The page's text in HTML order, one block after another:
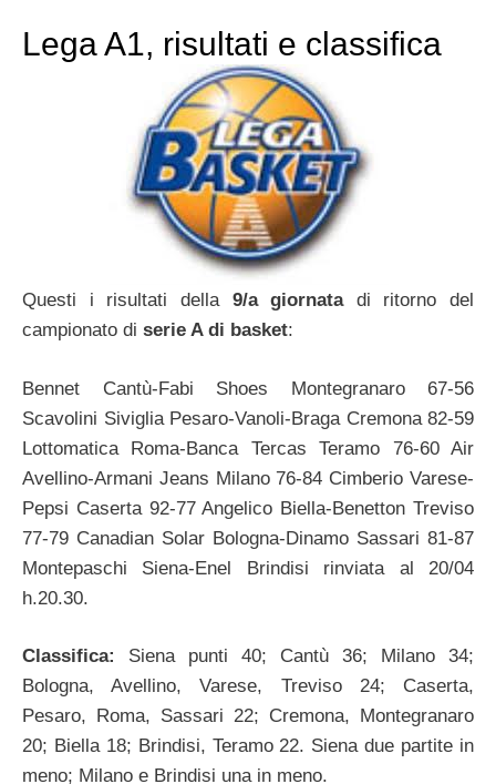
Lega A1, risultati e classifica
Questi i risultati della 9/a giornatadi ritorno del
campionato di serie A di basket:
Bennet Cantù-Fabi Shoes Montegranaro 67-56
Scavolini Siviglia Pesaro-Vanoli-Braga Cremona 82-59
Lottomatica Roma-Banca Tercas Teramo 76-60 Air
Avellino-Armani Jeans Milano 76-84 Cimberio Varese-
Pepsi Caserta 92-77 Angelico Biella-Benetton Treviso
77-79 Canadian Solar Bologna-Dinamo Sassari 81-87
Montepaschi Siena-Enel Brindisi rinviata al 20/04
h.20.30.
Classifica:
Siena punti 40; Cantù 36; Milano 34;
Bologna, Avellino, Varese, Treviso 24; Caserta,
Pesaro, Roma, Sassari 22; Cremona, Montegranaro
20; Biella 18; Brindisi, Teramo 22. Siena due partite in
meno; Milano e Brindisi una in meno.